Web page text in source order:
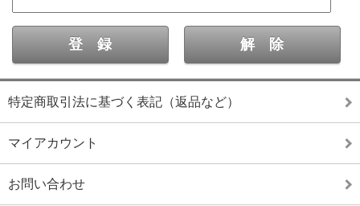
特定商取引法に基づく表記（返品など）
マイアカウント
お問い合わせ